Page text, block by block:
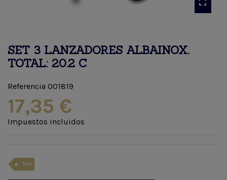
SET 3 LANZADORES ALBAINOX.
TOTAL: 20.2 C
Referencia 001819
17,35 €
Impuestos incluidos
Set